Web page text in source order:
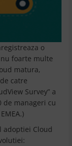
o
foarte multe
matura,
catre
Survey” a
de manageri cu
adoptiei Cloud